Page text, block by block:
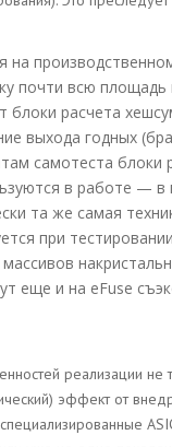
на
почти всю площадь
блоки расчета
выхода годных
самотеста блоки
в работе — в
та же самая
при
еще и на eFuse
реализации не
эффект от